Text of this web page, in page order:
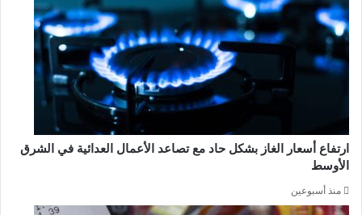
ارتفاع أسعار الغاز بشكل حاد مع تصاعد الأعمال العدائية في الشرق
الأوسط
منذ أسبوعين